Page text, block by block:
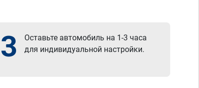
3
Оставьте автомобиль на 1-3 часа
для индивидуальной настройки.